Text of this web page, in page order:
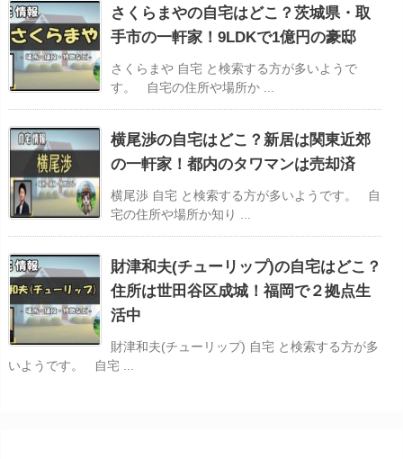
さくらまやの自宅はどこ？茨城県・取
手市の一軒家！9LDKで1億円の豪邸
さくらまや 自宅 と検索する方が多いようで
す。 自宅の住所や場所か ...
横尾渉の自宅はどこ？新居は関東近郊
の一軒家！都内のタワマンは売却済
横尾渉 自宅 と検索する方が多いようです。 自
宅の住所や場所か知り ...
財津和夫(チューリップ)の自宅はどこ？
住所は世田谷区成城！福岡で２拠点生
活中
財津和夫(チューリップ) 自宅 と検索する方が多
いようです。 自宅 ...